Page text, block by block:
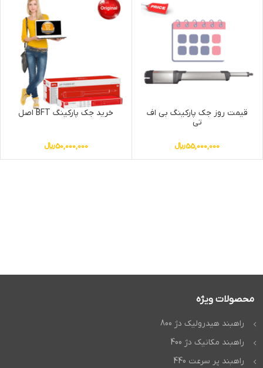
قیمت روز جک پارکینگ بی اف
تی
55,000,000﷼
خرید جک پارکینگ BFT اصل
50,000,000﷼
محصولات ویژه
راهبند هیدرولیک دژ 800
راهبند مکانیک دژ 400
راهبند پر سرعت 440